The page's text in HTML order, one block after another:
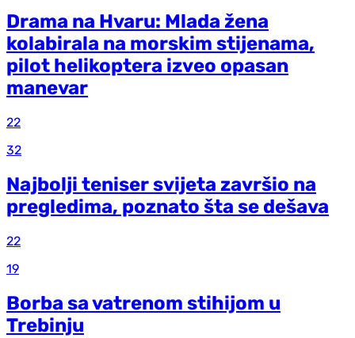
Drama na Hvaru: Mlada žena
kolabirala na morskim stijenama,
pilot helikoptera izveo opasan
manevar
22
32
Najbolji teniser svijeta završio na
pregledima, poznato šta se dešava
22
19
Borba sa vatrenom stihijom u
Trebinju